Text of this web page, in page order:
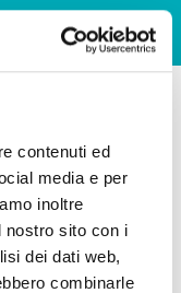
contenuti ed
media e per
inoltre
nostro sito con i
dei dati web,
combinarle